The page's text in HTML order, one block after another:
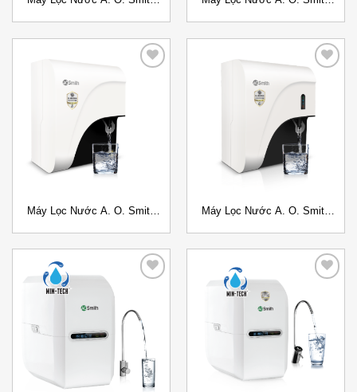
Máy Lọc Nước A. O. Smith
Wishlist
Máy Lọc Nước A. O. Smith
Add to
Wishlist
Add to
Wishlist